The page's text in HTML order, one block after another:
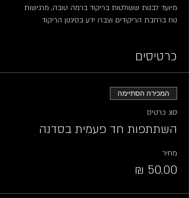
מיועד לבנות ששולטות בריקוד ברמה טובה, מרגישות
נוח ברחבת הריקודים וצברו ידע בסיגנון הריקוד
כרטיסים
המכירה הסתיימה
סוג כרטיס
השתתפות חד פעמית בסדנה
מחיר